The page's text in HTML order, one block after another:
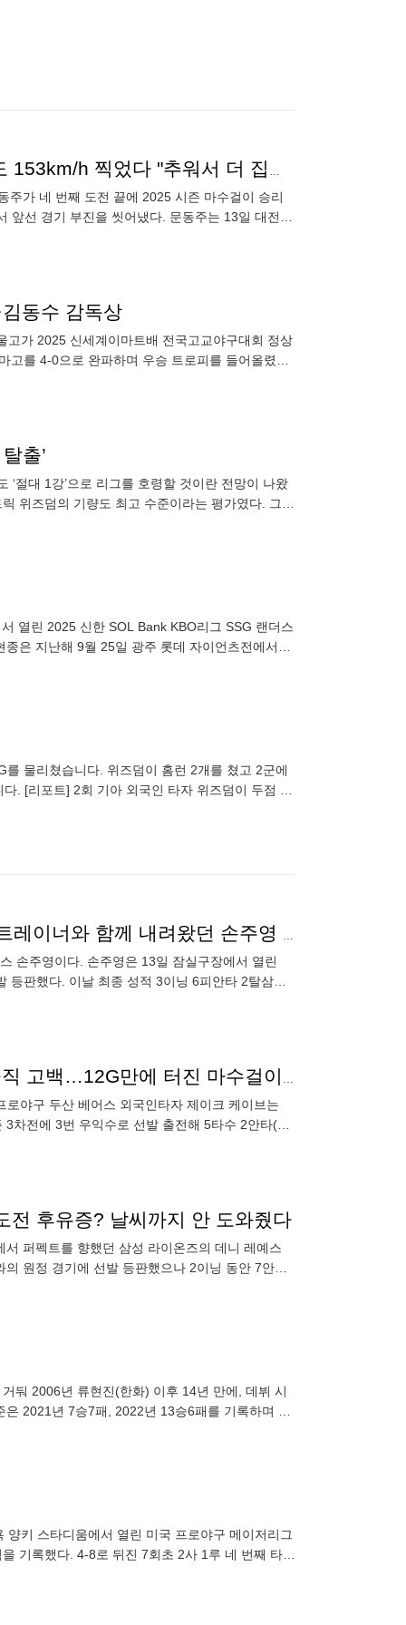
문동주 드디어 첫 승 "222일은 너무 심했어요"…그래도 153km/h 찍었다 "추워서 더 집중" [대전 인터뷰]
주가 네 번째 도전 끝에 2025 시즌 마수걸이 승리
앞선 경기 부진을 씻어냈다. 문동주는 13일 대전
동수 감독상
가 2025 신세계이마트배 전국고교야구대회 정상
를 4-0으로 완파하며 우승 트로피를 들어올렸다.
출’
절대 1강’으로 리그를 호령할 것이란 전망이 나왔
위즈덤의 기량도 최고 수준이라는 평가였다. 그러
열린 2025 신한 SOL Bank KBO리그 SSG 랜더스
은 지난해 9월 25일 광주 롯데 자이언츠전에서
물리쳤습니다. 위즈덤이 홈런 2개를 쳤고 2군에
. [리포트] 2회 기아 외국인 타자 위즈덤이 두점 홈
"손주영 특이사항 없다"…악천후 때문에 걱정했는데, 트레이너와 함께 내려왔던 손주영 '이상 無' [잠실 현장]
손주영이다. 손주영은 13일 잠실구장에서 열린
판했다. 이날 최종 성적 3이닝 6피안타 2탈삼진
“난 지금껏 생존을 했다, 못해서” ML 45홈런 강타자 솔직 고백…12G만에 터진 마수걸이포, 효자 외인 꿈꾸다 [오!쎈 잠실]
로야구 두산 베어스 외국인타자 제이크 케이브는
차전에 3번 우익수로 선발 출전해 5타수 2안타(1
후유증? 날씨까지 안 도와줬다
퍼펙트를 향했던 삼성 라이온즈의 데니 레예스
원정 경기에 선발 등판했으나 2이닝 동안 7안타
둬 2006년 류현진(한화) 이후 14년 만에, 데뷔 시
2021년 7승7패, 2022년 13승6패를 기록하며 KT
키 스타디움에서 열린 미국 프로야구 메이저리그
기록했다. 4-8로 뒤진 7회초 2사 1루 네 번째 타석